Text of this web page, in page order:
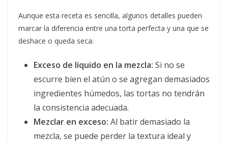
Aunque esta receta es sencilla, algunos detalles pueden
marcar la diferencia entre una torta perfecta y una que se
deshace o queda seca:
Exceso de líquido en la mezcla: Si no se
escurre bien el atún o se agregan demasiados
ingredientes húmedos, las tortas no tendrán
la consistencia adecuada.
Mezclar en exceso: Al batir demasiado la
mezcla, se puede perder la textura ideal y